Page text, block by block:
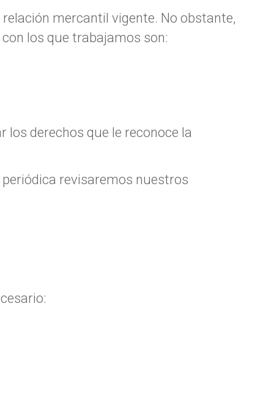
mercantil vigente. No obstante,
los que trabajamos son:
los derechos que le reconoce la
revisaremos nuestros